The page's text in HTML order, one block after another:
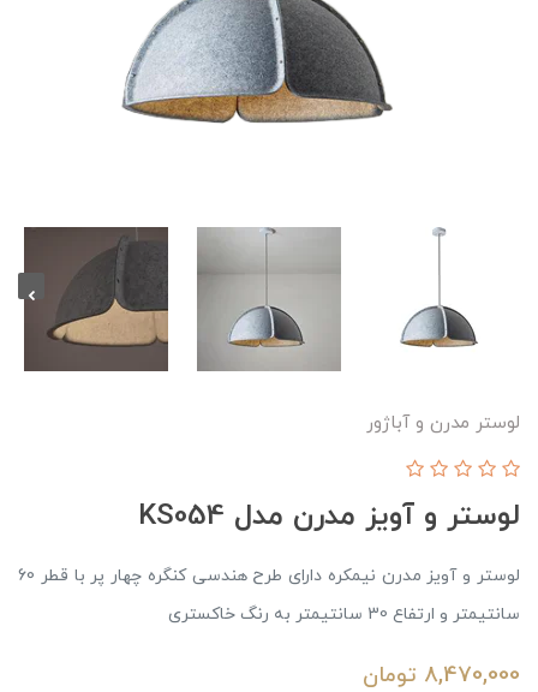
لوستر مدرن و آباژور
لوستر و آویز مدرن مدل KS054
لوستر و آویز مدرن نیمکره دارای طرح هندسی کنگره چهار پر با قطر 60
سانتیمتر و ارتفاع 30 سانتیمتر به رنگ خاکستری
8,470,000 تومان